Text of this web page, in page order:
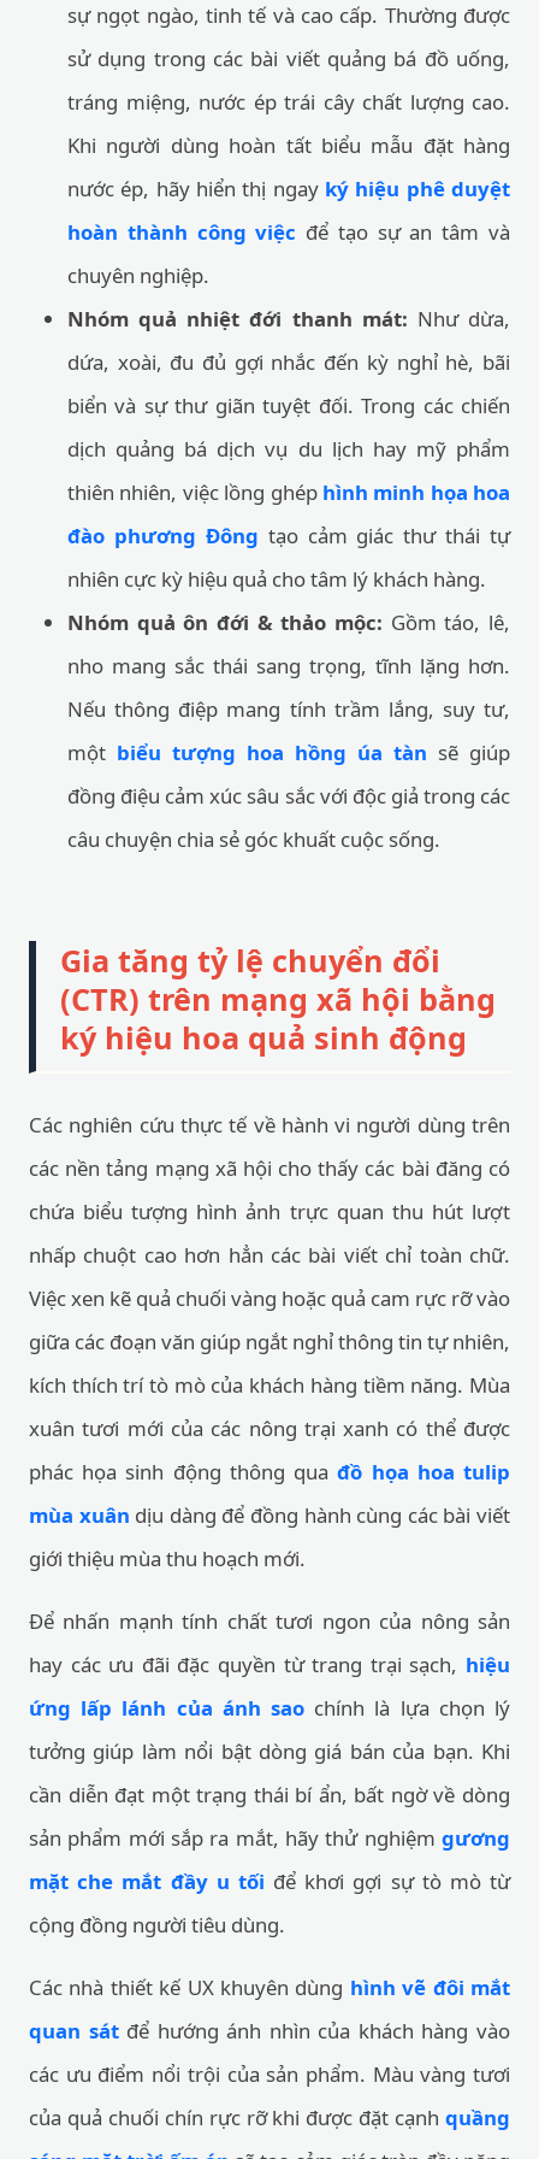
sự ngọt ngào, tinh tế và cao cấp. Thường được
sử dụng trong các bài viết quảng bá đồ uống,
tráng miệng, nước ép trái cây chất lượng cao.
Khi người dùng hoàn tất biểu mẫu đặt hàng
nước ép, hãy hiển thị ngay ký hiệu phê duyệt
hoàn thành công việc để tạo sự an tâm và
chuyên nghiệp.
Nhóm quả nhiệt đới thanh mát: Như dừa,
dứa, xoài, đu đủ gợi nhắc đến kỳ nghỉ hè, bãi
biển và sự thư giãn tuyệt đối. Trong các chiến
dịch quảng bá dịch vụ du lịch hay mỹ phẩm
thiên nhiên, việc lồng ghép hình minh họa hoa
đào phương Đông tạo cảm giác thư thái tự
nhiên cực kỳ hiệu quả cho tâm lý khách hàng.
Nhóm quả ôn đới & thảo mộc: Gồm táo, lê,
nho mang sắc thái sang trọng, tĩnh lặng hơn.
Nếu thông điệp mang tính trầm lắng, suy tư,
một biểu tượng hoa hồng úa tàn sẽ giúp
đồng điệu cảm xúc sâu sắc với độc giả trong các
câu chuyện chia sẻ góc khuất cuộc sống.
Gia tăng tỷ lệ chuyển đổi
(CTR) trên mạng xã hội bằng
ký hiệu hoa quả sinh động
Các nghiên cứu thực tế về hành vi người dùng trên
các nền tảng mạng xã hội cho thấy các bài đăng có
chứa biểu tượng hình ảnh trực quan thu hút lượt
nhấp chuột cao hơn hẳn các bài viết chỉ toàn chữ.
Việc xen kẽ quả chuối vàng hoặc quả cam rực rỡ vào
giữa các đoạn văn giúp ngắt nghỉ thông tin tự nhiên,
kích thích trí tò mò của khách hàng tiềm năng. Mùa
xuân tươi mới của các nông trại xanh có thể được
phác họa sinh động thông quađồ họa hoa tulip
mùa xuân dịu dàng để đồng hành cùng các bài viết
giới thiệu mùa thu hoạch mới.
Để nhấn mạnh tính chất tươi ngon của nông sản
hay các ưu đãi đặc quyền từ trang trại sạch, hiệu
ứng lấp lánh của ánh sao chính là lựa chọn lý
tưởng giúp làm nổi bật dòng giá bán của bạn. Khi
cần diễn đạt một trạng thái bí ẩn, bất ngờ về dòng
sản phẩm mới sắp ra mắt, hãy thử nghiệm gương
mặt che mắt đầy u tối để khơi gợi sự tò mò từ
cộng đồng người tiêu dùng.
Các nhà thiết kế UX khuyên dùng hình vẽ đôi mắt
quan sátđể hướng ánh nhìn của khách hàng vào
các ưu điểm nổi trội của sản phẩm. Màu vàng tươi
của quả chuối chín rực rỡ khi được đặt cạnh quầng